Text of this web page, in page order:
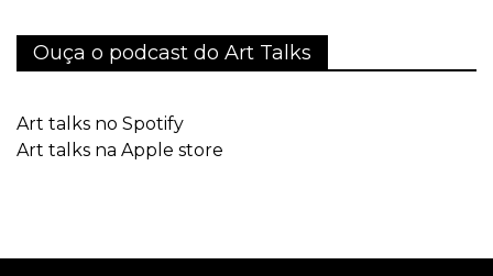
Ouça o podcast do Art Talks
Art talks no Spotify
Art talks na Apple store